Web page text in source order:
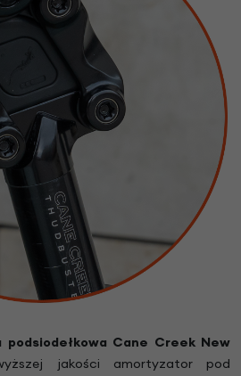
Cane Creek New
jakości amortyzator pod